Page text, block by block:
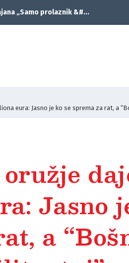
„Samo prolaznik &#...
eura: Jasno je ko se sprema za rat, a
Jasno
a